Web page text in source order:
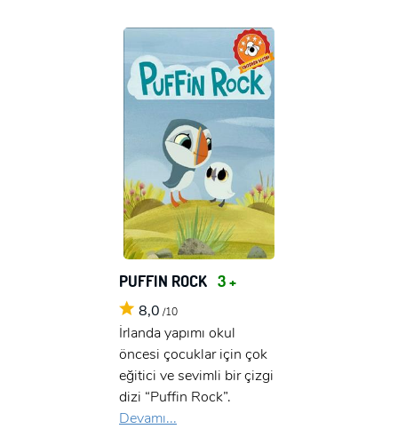
PUFFIN ROCK 3 +
8,0 /10
İrlanda yapımı okul
öncesi çocuklar için çok
eğitici ve sevimli bir çizgi
dizi “Puffin Rock”.
Devamı...